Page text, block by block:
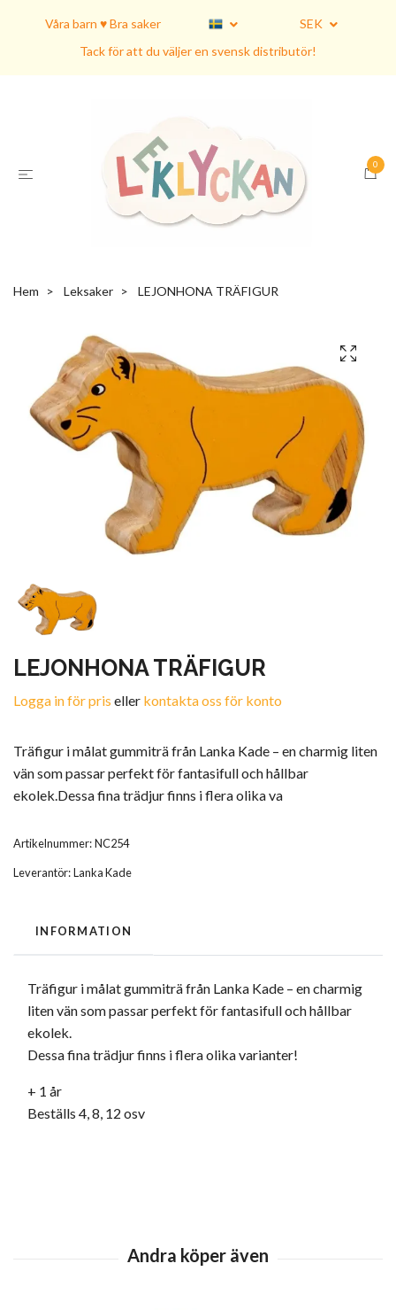
Våra barn ♥ Bra saker
SEK
Tack för att du väljer en svensk distributör!
0
Hem Leksaker LEJONHONA TRÄFIGUR
LEJONHONA TRÄFIGUR
Logga in för pris eller kontakta oss för konto
Träfigur i målat gummiträ från Lanka Kade – en charmig liten
vän som passar perfekt för fantasifull och hållbar
ekolek.Dessa fina trädjur finns i flera olika va
Artikelnummer:NC254
Leverantör:Lanka Kade
INFORMATION
Träfigur i målat gummiträ från Lanka Kade – en charmig
liten vän som passar perfekt för fantasifull och hållbar
ekolek.
Dessa fina trädjur finns i flera olika varianter!
+ 1 år
Beställs 4, 8, 12 osv